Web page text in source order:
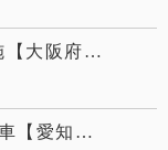
【大阪府…
【愛知…